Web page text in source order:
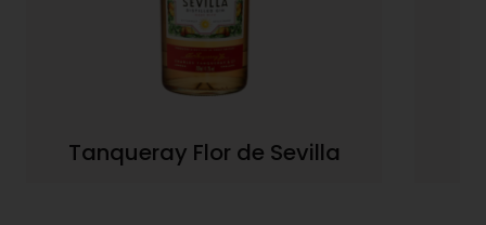
Tanqueray Flor de Sevilla